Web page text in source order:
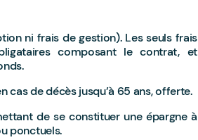
ni frais de gestion). Les seuls frais
composant le contrat, et
cas de décès jusqu’à 65 ans, offerte.
de se constituer une épargne à
ponctuels.